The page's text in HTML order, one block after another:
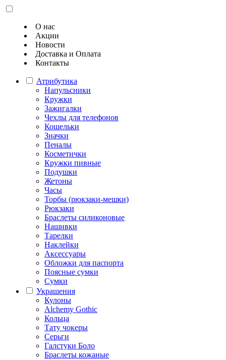
О нас
Акции
Новости
Доставка и Оплата
Контакты
Атрибутика
Напульсники
Кружки
Зажигалки
Чехлы для телефонов
Кошельки
Значки
Пеналы
Косметички
Кружки пивные
Подушки
Жетоны
Часы
Торбы (рюкзаки-мешки)
Рюкзаки
Браслеты силиконовые
Нашивки
Тарелки
Наклейки
Аксессуары
Обложки для паспорта
Поясные сумки
Сумки
Украшения
Кулоны
Alchemy Gothic
Кольца
Тату чокеры
Серьги
Галстуки Боло
Браслеты кожаные